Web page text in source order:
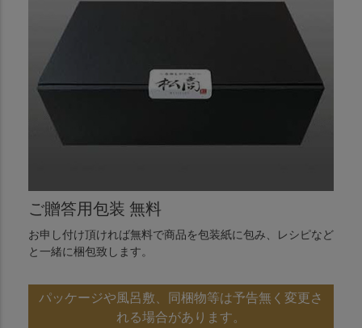
ご贈答用包装 無料
お申し付け頂ければ無料で商品を包装紙に包み、レシピなど
と一緒に梱包致します。
パッケージや風呂敷、同梱物等は予告無く変更さ
れる場合があります。